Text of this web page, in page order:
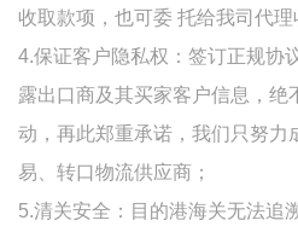
收取款项，也可委 托给我司代理
4.保证客户隐私权：签订正规协
露出口商及其买家客户信息，绝
动，再此郑重承诺，我们只努力
易、转口物流供应商；
5.清关安全：目的港海关无法追